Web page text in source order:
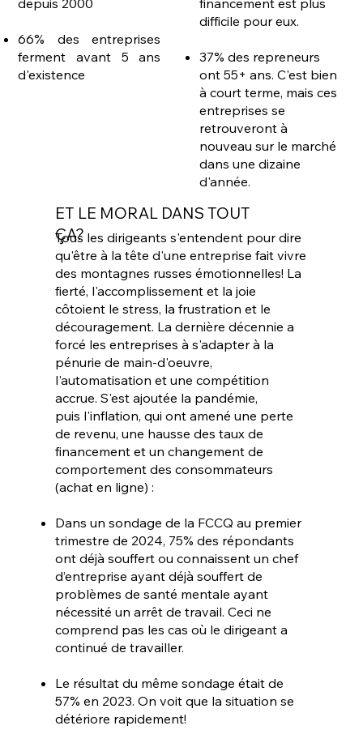
ET LE MORAL DANS TOUT
ÇA?
Tous les dirigeants s'entendent pour dire
qu'être à la tête d'une entreprise fait vivre
des montagnes russes émotionnelles! La
fierté, l'accomplissement et la joie
côtoient le stress, la frustration et le
découragement. La dernière décennie a
forcé les entreprises à s'adapter à la
pénurie de main-d'oeuvre,
l'automatisation et une compétition
accrue. S'est ajoutée la pandémie,
puis l'inflation, qui ont amené une perte
de revenu, une hausse des taux de
financement et un changement de
comportement des consommateurs
(achat en ligne) :
Dans un sondage de la FCCQ au premier
trimestre de 2024, 75% des répondants
ont déjà souffert ou connaissent un chef
d’entreprise ayant déjà souffert de
problèmes de santé mentale ayant
nécessité un arrêt de travail. Ceci ne
comprend pas les cas où le dirigeant a
continué de travailler.
Le résultat du même sondage était de
57% en 2023. On voit que la situation se
détériore rapidement!
depuis 2000
66% des entreprises
ferment avant 5 ans
d'existence
financement est plus
difficile pour eux.
37% des repreneurs
ont 55+ ans. C'est bien
à court terme, mais ces
entreprises se
retrouveront à
nouveau sur le marché
dans une dizaine
d'année.